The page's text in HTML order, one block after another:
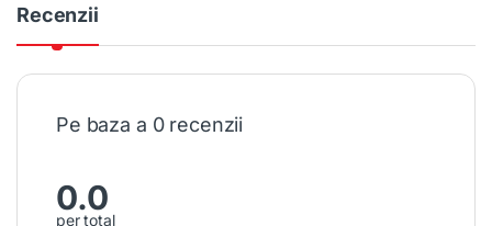
Recenzii
Pe baza a 0 recenzii
0.0
per total